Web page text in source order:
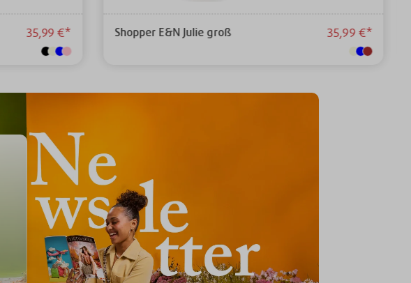
35,99 €* Shopper E&N Julie groß 35,99 €*